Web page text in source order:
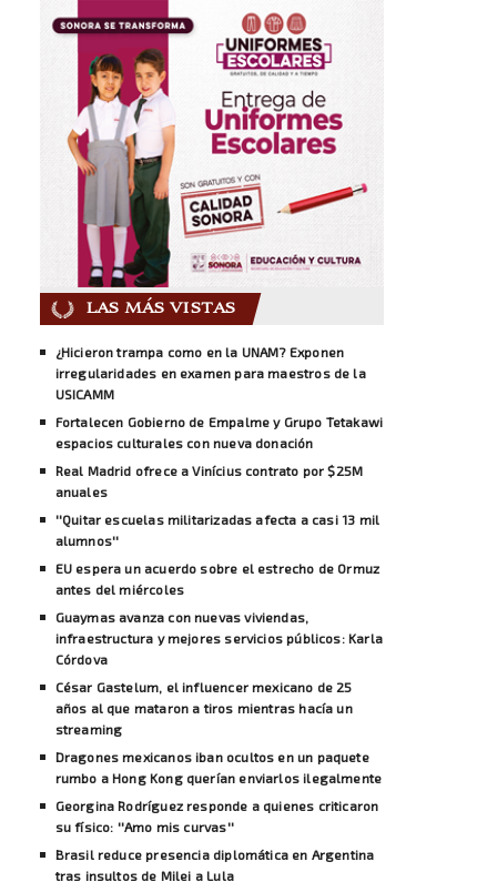
LAS MÁS VISTAS
¿Hicieron trampa como en la UNAM? Exponen
irregularidades en examen para maestros de la
USICAMM
Fortalecen Gobierno de Empalme y Grupo Tetakawi
espacios culturales con nueva donación
Real Madrid ofrece a Vinícius contrato por $25M
anuales
''Quitar escuelas militarizadas afecta a casi 13 mil
alumnos''
EU espera un acuerdo sobre el estrecho de Ormuz
antes del miércoles
Guaymas avanza con nuevas viviendas,
infraestructura y mejores servicios públicos: Karla
Córdova
César Gastelum, el influencer mexicano de 25
años al que mataron a tiros mientras hacía un
streaming
Dragones mexicanos iban ocultos en un paquete
rumbo a Hong Kong querían enviarlos ilegalmente
Georgina Rodríguez responde a quienes criticaron
su físico: ''Amo mis curvas''
Brasil reduce presencia diplomática en Argentina
tras insultos de Milei a Lula